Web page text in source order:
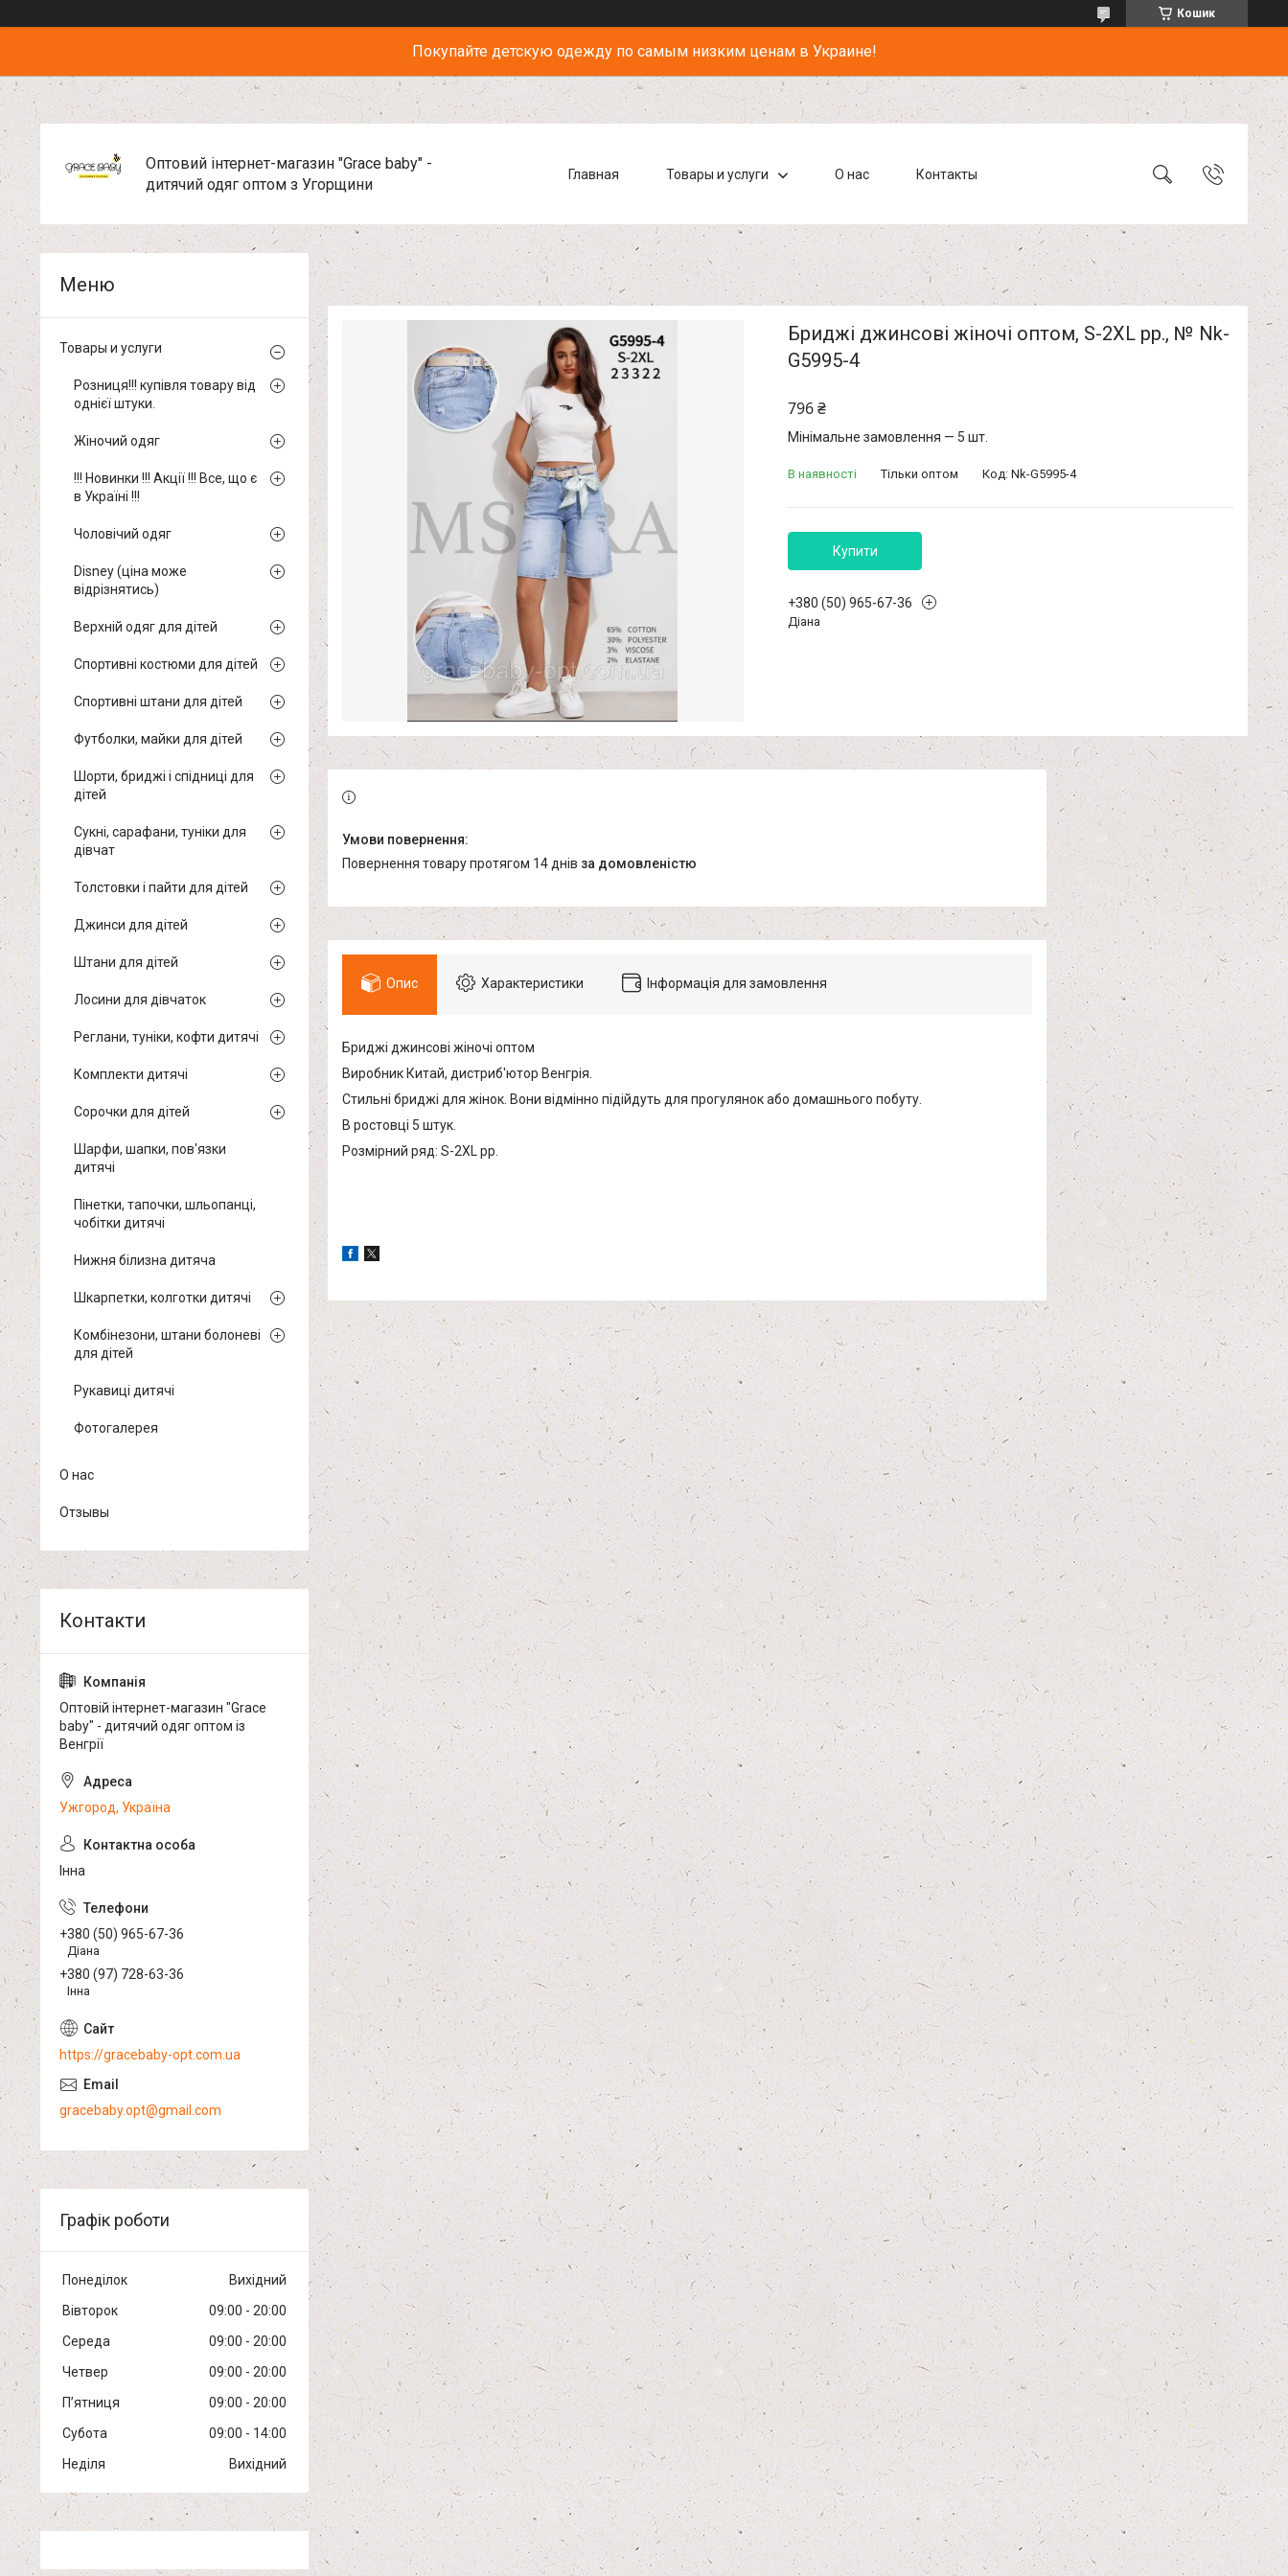
Кошик
Покупайте детскую одежду по самым низким ценам в Украине!
Оптовий інтернет-магазин "Grace baby" -
дитячий одяг оптом з Угорщини
Главная Товары и услуги О нас Контакты
Бриджі джинсові жіночі оптом, S-2XL рр., № Nk-
G5995-4
796 ₴
Мінімальне замовлення — 5 шт.
В наявності Тільки оптом Код: Nk-G5995-4
Купити
+380 (50) 965-67-36
Діана
повернення товару протягом 14 днів за домовленістю
Опис Характеристики Інформація для замовлення
Бриджі джинсові жіночі оптом
Виробник Китай, дистриб'ютор Венгрія.
Стильні бриджі для жінок. Вони відмінно підійдуть для прогулянок або домашнього побуту.
В ростовці 5 штук.
Розмірний ряд: S-2XL рр.
Товары и услуги
Розниця!!! купівля товару від
однієї штуки.
Жіночий одяг
!!! Новинки !!! Акції !!! Все, що є
в Україні !!!
Чоловічий одяг
Disney (ціна може
відрізнятись)
Верхній одяг для дітей
Спортивні костюми для дітей
Спортивні штани для дітей
Футболки, майки для дітей
Шорти, бриджі і спідниці для
дітей
Сукні, сарафани, туніки для
дівчат
Толстовки і пайти для дітей
Джинси для дітей
Штани для дітей
Лосини для дівчаток
Реглани, туніки, кофти дитячі
Комплекти дитячі
Сорочки для дітей
Шарфи, шапки, пов'язки
дитячі
Пінетки, тапочки, шльопанці,
чобітки дитячі
Нижня білизна дитяча
Шкарпетки, колготки дитячі
Комбінезони, штани болоневі
для дітей
Рукавиці дитячі
Фотогалерея
О нас
Отзывы
Оптовій інтернет-магазин "Grace
baby" - дитячий одяг оптом із
Венгрії
Ужгород, Україна
Інна
+380 (50) 965-67-36
Діана
+380 (97) 728-63-36
Інна
https://gracebaby-opt.com.ua
gracebaby.opt@gmail.com
Графік роботи
Понеділок
Вихідний
Вівторок
09:00
20:00
Середа
09:00
20:00
Четвер
09:00
20:00
Пʼятниця
09:00
20:00
Субота
09:00
14:00
Неділя
Вихідний